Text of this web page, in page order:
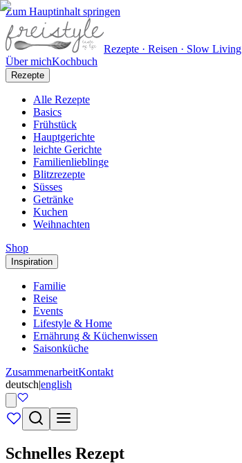
Zum Hauptinhalt springen
Rezepte · Reisen · Slow Living
Über michKochbuch
Rezepte
Alle Rezepte
Basics
Frühstück
Hauptgerichte
leichte Gerichte
Familienlieblinge
Blitzrezepte
Süsses
Getränke
Kuchen
Weihnachten
Shop
Inspiration
Familie
Reise
Events
Lifestyle & Home
Ernährung & Küchenwissen
Saisonküche
ZusammenarbeitKontakt
deutsch|english
Schnelles Rezept